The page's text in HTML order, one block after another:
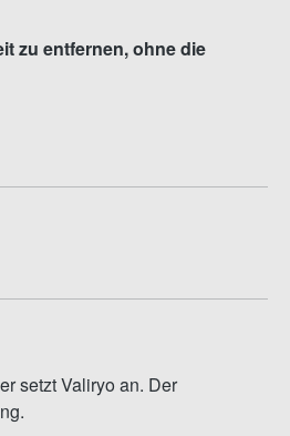
zu entfernen, ohne die
setzt Valiryo an. Der